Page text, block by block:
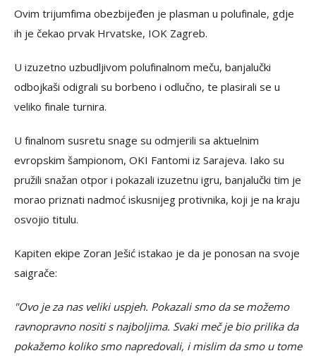
Ovim trijumfima obezbijeđen je plasman u polufinale, gdje
ih je čekao prvak Hrvatske, IOK Zagreb.
U izuzetno uzbudljivom polufinalnom meču, banjalučki
odbojkaši odigrali su borbeno i odlučno, te plasirali se u
veliko finale turnira.
U finalnom susretu snage su odmjerili sa aktuelnim
evropskim šampionom, OKI Fantomi iz Sarajeva. Iako su
pružili snažan otpor i pokazali izuzetnu igru, banjalučki tim je
morao priznati nadmoć iskusnijeg protivnika, koji je na kraju
osvojio titulu.
Kapiten ekipe Zoran Ješić istakao je da je ponosan na svoje
saigrače:
"Ovo je za nas veliki uspjeh. Pokazali smo da se možemo
ravnopravno nositi s najboljima. Svaki meč je bio prilika da
pokažemo koliko smo napredovali, i mislim da smo u tome